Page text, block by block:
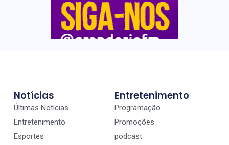
Notícias
Últimas Notícias
Entretenimento
Esportes
Entretenimento
Programação
Promoções
podcast